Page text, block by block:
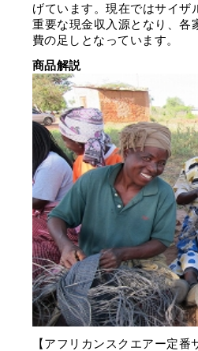
げています。現在ではサイザ
重要な現金収入源となり、各
費の足しとなっています。
商品解説
【アフリカンスクエアー定